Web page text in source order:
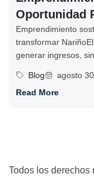
Oportunidad
Emprendimiento
transformar
generar ingresos,
Blog
agosto
Read More
Todos los derechos